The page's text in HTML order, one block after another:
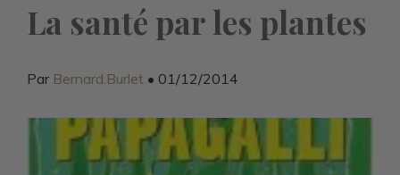
La santé par les plantes
Par Bernard.Burlet • 01/12/2014